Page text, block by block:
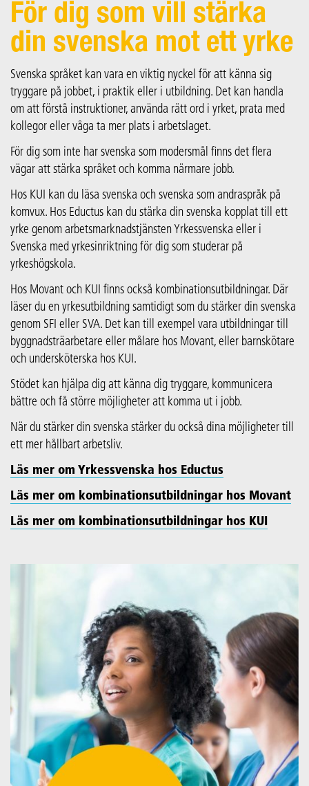
För dig som vill stärka
din svenska mot ett yrke
Svenska språket kan vara en viktig nyckel för att känna sig
tryggare på jobbet, i praktik eller i utbildning. Det kan handla
om att förstå instruktioner, använda rätt ord i yrket, prata med
kollegor eller våga ta mer plats i arbetslaget.
För dig som inte har svenska som modersmål finns det flera
vägar att stärka språket och komma närmare jobb.
Hos KUI kan du läsa svenska och svenska som andraspråk på
komvux. Hos Eductus kan du stärka din svenska kopplat till ett
yrke genom arbetsmarknadstjänsten Yrkessvenska eller i
Svenska med yrkesinriktning för dig som studerar på
yrkeshögskola.
Hos Movant och KUI finns också kombinationsutbildningar. Där
läser du en yrkesutbildning samtidigt som du stärker din svenska
genom SFI eller SVA. Det kan till exempel vara utbildningar till
byggnadsträarbetare eller målare hos Movant, eller barnskötare
och undersköterska hos KUI.
Stödet kan hjälpa dig att känna dig tryggare, kommunicera
bättre och få större möjligheter att komma ut i jobb.
När du stärker din svenska stärker du också dina möjligheter till
ett mer hållbart arbetsliv.
Läs mer om Yrkessvenska hos Eductus
Läs mer om kombinationsutbildningar hos Movant
Läs mer om kombinationsutbildningar hos KUI